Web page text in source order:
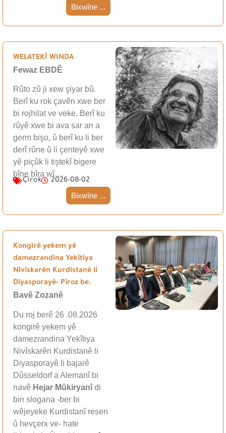
Bixwîne ...
WELATEKÎ WINDA
Fewaz EBDÊ
Rûto zû ji xew şiyar bû.
Berî ku rok çavên xwe ber
bi rojhilat ve veke. Berî ku
rûyê xwe bi ava sar an a
germ bişo, û berî ku li ber
derî rûne û li çenteyê xwe
yê piçûk li tiştekî bigere
bîne bîra wî…
Çîrok 2026-08-02
Bixwîne ...
Kongirê yekem yê
damezrandina Yekîtiya
Nivîskarên Kurdistanê li
Diyasporayê- Pîroz be.
Bavê Zozanê
Du roj berê 26 .08.2026
kongirê yekem yê
damezrandina Yekîtiya
Nivîskarên Kurdistanê li
Diyasporayê li bajarê
Dûsseldorf a Alemanî bi
navê Hejar Mûkiryanîdi
bin slogana -ber bi
wêjeyeke Kurdistanî resen
û hevçerx ve- hate